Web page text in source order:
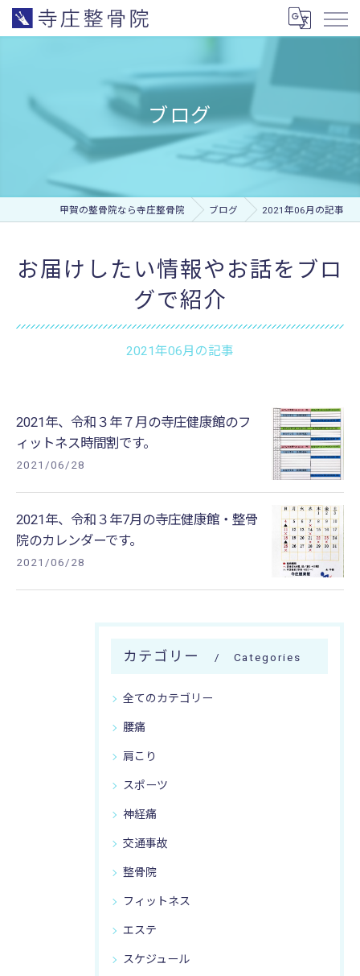
ブログ
甲賀の整骨院なら寺庄整骨院 ブログ 2021年06月の記事
お届けしたい情報やお話をブロ
グで紹介
2021年06月の記事
2021年、令和３年７月の寺庄健康館のフ
ィットネス時間割です。
2021/06/28
2021年、令和３年7月の寺庄健康館・整骨
院のカレンダーです。
2021/06/28
カテゴリー Categories
全てのカテゴリー
腰痛
肩こり
スポーツ
神経痛
交通事故
整骨院
フィットネス
エステ
スケジュール